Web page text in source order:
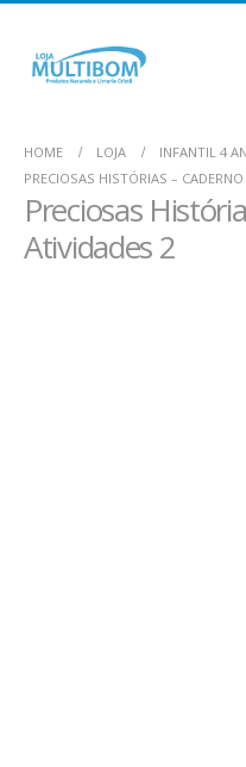
HOME LOJA
INFANTIL 4
PRECIOSAS HISTÓRIAS –
Preciosas
Atividades 2